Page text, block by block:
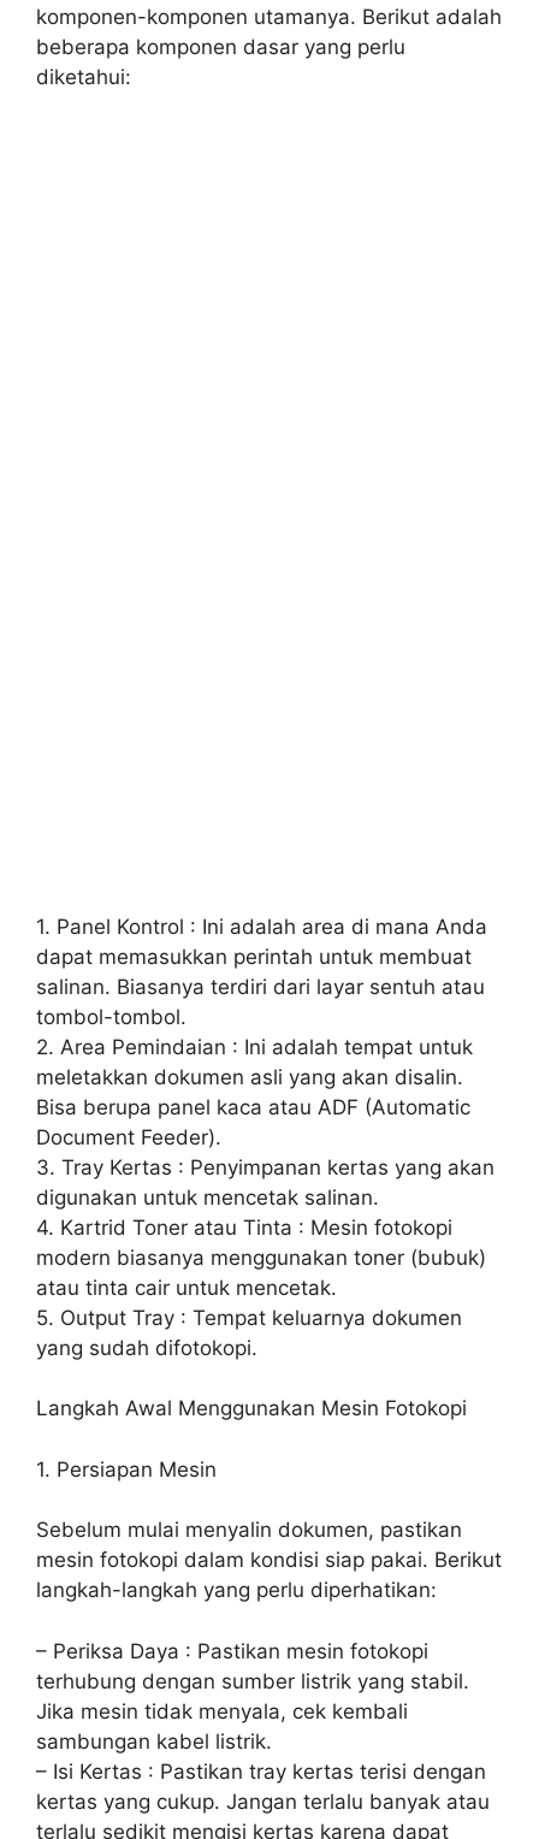
komponen-komponen utamanya. Berikut adalah
beberapa komponen dasar yang perlu
diketahui:
1. Panel Kontrol : Ini adalah area di mana Anda
dapat memasukkan perintah untuk membuat
salinan. Biasanya terdiri dari layar sentuh atau
tombol-tombol.
2. Area Pemindaian : Ini adalah tempat untuk
meletakkan dokumen asli yang akan disalin.
Bisa berupa panel kaca atau ADF (Automatic
Document Feeder).
3. Tray Kertas : Penyimpanan kertas yang akan
digunakan untuk mencetak salinan.
4. Kartrid Toner atau Tinta : Mesin fotokopi
modern biasanya menggunakan toner (bubuk)
atau tinta cair untuk mencetak.
5. Output Tray : Tempat keluarnya dokumen
yang sudah difotokopi.
Langkah Awal Menggunakan Mesin Fotokopi
1. Persiapan Mesin
Sebelum mulai menyalin dokumen, pastikan
mesin fotokopi dalam kondisi siap pakai. Berikut
langkah-langkah yang perlu diperhatikan:
– Periksa Daya : Pastikan mesin fotokopi
terhubung dengan sumber listrik yang stabil.
Jika mesin tidak menyala, cek kembali
sambungan kabel listrik.
– Isi Kertas : Pastikan tray kertas terisi dengan
kertas yang cukup. Jangan terlalu banyak atau
terlalu sedikit mengisi kertas karena dapat